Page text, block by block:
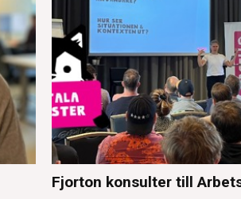
Fjorton konsulter till